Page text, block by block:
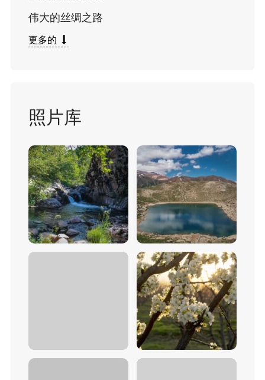
伟大的丝绸之路
更多的
照片库